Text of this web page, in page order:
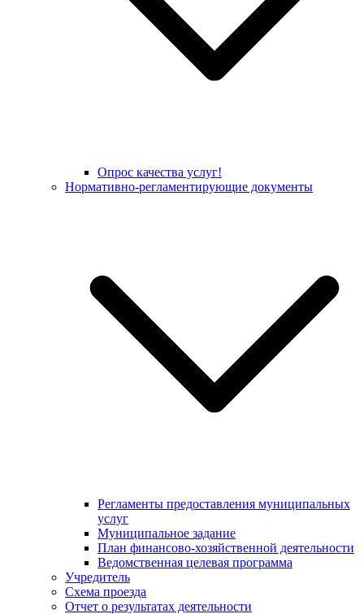
Опрос качества услуг!
Нормативно-регламентирующие документы
Регламенты предоставления муниципальных
услуг
Муниципальное задание
План финансово-хозяйственной деятельности
Ведомственная целевая программа
Учредитель
Схема проезда
Отчет о результатах деятельности